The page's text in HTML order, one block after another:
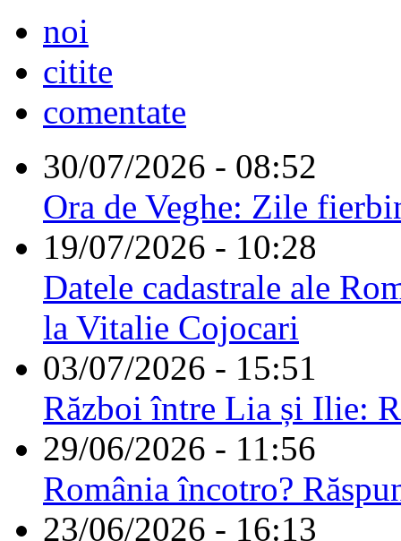
noi
citite
comentate
30/07/2026 - 08:52
Ora de Veghe: Zile
19/07/2026 - 10:28
Datele cadastrale ale
la Vitalie Cojocari
03/07/2026 - 15:51
Război între Lia și Ilie:
29/06/2026 - 11:56
România încotro?
23/06/2026 - 16:13